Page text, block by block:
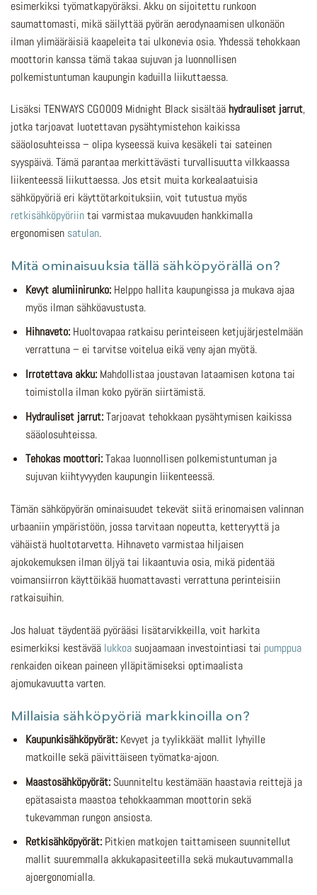
esimerkiksi työmatkapyöräksi. Akku on sijoitettu runkoon
saumattomasti, mikä säilyttää pyörän aerodynaamisen ulkonäön
ilman ylimääräisiä kaapeleita tai ulkonevia osia. Yhdessä tehokkaan
moottorin kanssa tämä takaa sujuvan ja luonnollisen
polkemistuntuman kaupungin kaduilla liikuttaessa.
Lisäksi TENWAYS CGO009 Midnight Black sisältää hydrauliset jarrut,
jotka tarjoavat luotettavan pysähtymistehon kaikissa
sääolosuhteissa – olipa kyseessä kuiva kesäkeli tai sateinen
syyspäivä. Tämä parantaa merkittävästi turvallisuutta vilkkaassa
liikenteessä liikuttaessa. Jos etsit muita korkealaatuisia
sähköpyöriä eri käyttötarkoituksiin, voit tutustua myös
retkisähköpyöriintai varmistaa mukavuuden hankkimalla
ergonomisen satulan.
Mitä ominaisuuksia tällä sähköpyörällä on?
Kevyt alumiinirunko:Helppo hallita kaupungissa ja mukava ajaa
myös ilman sähköavustusta.
Hihnaveto:Huoltovapaa ratkaisu perinteiseen ketjujärjestelmään
verrattuna – ei tarvitse voitelua eikä veny ajan myötä.
Irrotettava akku:Mahdollistaa joustavan lataamisen kotona tai
toimistolla ilman koko pyörän siirtämistä.
Hydrauliset jarrut:Tarjoavat tehokkaan pysähtymisen kaikissa
sääolosuhteissa.
Tehokas moottori:Takaa luonnollisen polkemistuntuman ja
sujuvan kiihtyvyyden kaupungin liikenteessä.
Tämän sähköpyörän ominaisuudet tekevät siitä erinomaisen valinnan
urbaaniin ympäristöön, jossa tarvitaan nopeutta, ketteryyttä ja
vähäistä huoltotarvetta. Hihnaveto varmistaa hiljaisen
ajokokemuksen ilman öljyä tai likaantuvia osia, mikä pidentää
voimansiirron käyttöikää huomattavasti verrattuna perinteisiin
ratkaisuihin.
Jos haluat täydentää pyörääsi lisätarvikkeilla, voit harkita
esimerkiksi kestävää lukkoa suojaamaan investointiasi tai pumppua
renkaiden oikean paineen ylläpitämiseksi optimaalista
ajomukavuutta varten.
Millaisia sähköpyöriä markkinoilla on?
Kaupunkisähköpyörät:Kevyet ja tyylikkäät mallit lyhyille
matkoille sekä päivittäiseen työmatka-ajoon.
Maastosähköpyörät:Suunniteltu kestämään haastavia reittejä ja
epätasaista maastoa tehokkaamman moottorin sekä
tukevamman rungon ansiosta.
Retkisähköpyörät:Pitkien matkojen taittamiseen suunnitellut
mallit suuremmalla akkukapasiteetilla sekä mukautuvammalla
ajoergonomialla.